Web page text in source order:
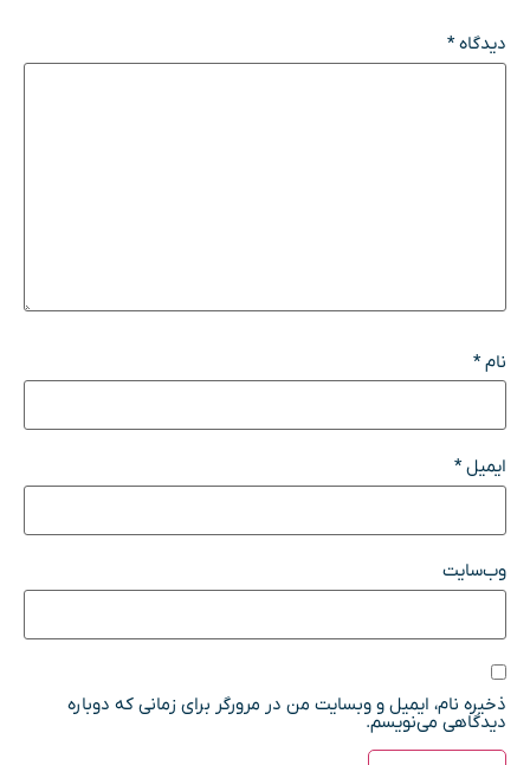
دیدگاه*
نام*
ایمیل*
وب‌سایت
ذخیره نام، ایمیل و وبسایت من در مرورگر برای زمانی که دوباره
دیدگاهی می‌نویسم.